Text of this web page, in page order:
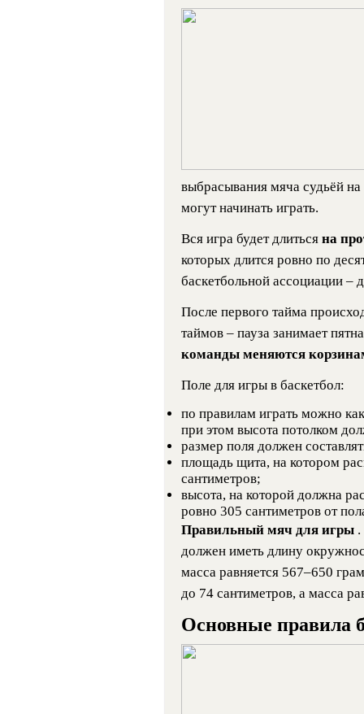
выбрасывания мяча судьёй на
могут начинать играть.
Вся игра будет длиться на
которых длится ровно по
баскетбольной ассоциации –
После первого тайма
таймов – пауза занимает
команды меняются
Поле для игры в баскетбол:
по правилам играть можно
при этом высота потолком
размер поля должен
площадь щита, на котором
сантиметров;
высота, на которой должна
ровно 305 сантиметров от
Правильный мяч для игры
должен иметь длину
масса равняется 567–650
до 74 сантиметров, а масса
Основные правила